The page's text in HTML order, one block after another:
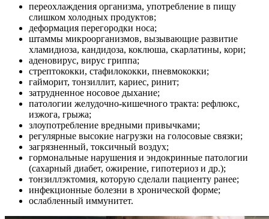
переохлаждения организма, употребление в пищу
слишком холодных продуктов;
деформация перегородки носа;
штаммы микроорганизмов, вызывающие развитие
хламидиоза, кандидоза, коклюша, скарлатины, кори;
аденовирус, вирус гриппа;
стрептококки, стафилококки, пневмококки;
гайморит, тонзиллит, кариес, ринит;
затрудненное носовое дыхание;
патологии желудочно-кишечного тракта: рефлюкс,
изжога, грыжа;
злоупотребление вредными привычками;
регулярные высокие нагрузки на голосовые связки;
загрязненный, токсичный воздух;
гормональные нарушения и эндокринные патологии
(сахарный диабет, ожирение, гипотериоз и др.);
тонзиллэктомия, которую сделали пациенту ранее;
инфекционные болезни в хронической форме;
ослабленный иммунитет.